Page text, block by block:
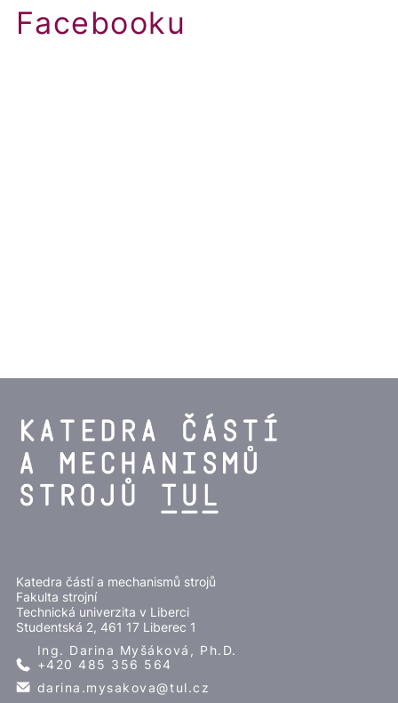
Facebooku
Katedra částí a mechanismů strojů
Fakulta strojní
Technická univerzita v Liberci
Studentská 2, 461 17 Liberec 1
Ing. Darina Myšáková, Ph.D.
+420 485 356 564
darina.mysakova@tul.cz